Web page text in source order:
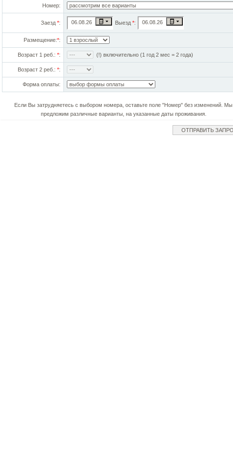
Номер:
Заезд *: Выезд *:
Размещение:*:
Возраст 1 реб.: *: (!) включительно (1 год 2 мес = 2 года)
Возраст 2 реб.: *:
Форма оплаты:
Если Вы затрудняетесь с выбором номера, оставьте поле "Номер" без изменений. Мы
предложим различные варианты, на указанные даты проживания.